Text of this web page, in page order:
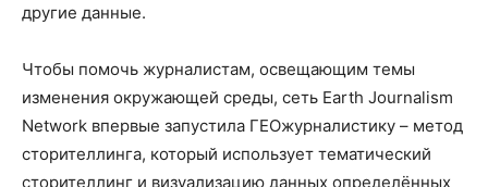
другие данные.
Чтобы помочь журналистам, освещающим темы
изменения окружающей среды, сеть Earth Journalism
Network впервые запустила ГЕОжурналистику – метод
сторителлинга, который использует тематический
сторителлинг и визуализацию данных определённых